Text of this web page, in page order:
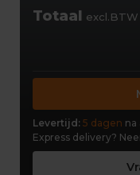
Totaal excl.BTW
Levertijd: 5 dagen na
Express delivery?